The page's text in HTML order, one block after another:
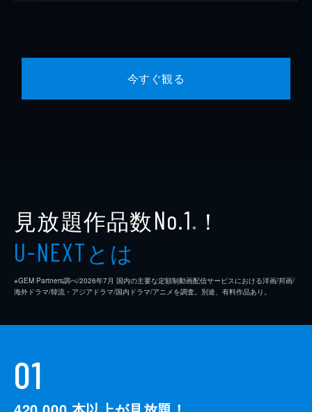
今すぐ観る
見放題作品数No.1 ※ ！
U-NEXTとは
※GEM Partners調べ/2026年7⽉ 国内の主要な定額制動画配信サービスにおける洋画/邦画/
海外ドラマ/韓流・アジアドラマ/国内ドラマ/アニメを調査。別途、有料作品あり。
01